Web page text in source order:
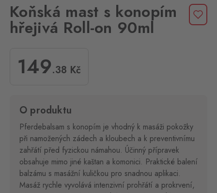
Koňská mast s konopím
hřejivá Roll-on 90ml
149.38 Kč
O produktu
Pferdebalsam s konopím je vhodný k masáži pokožky
při namožených zádech a kloubech a k preventivnímu
zahřátí před fyzickou námahou. Účinný přípravek
obsahuje mimo jiné kaštan a komonici. Praktické balení
balzámu s masážní kuličkou pro snadnou aplikaci.
Masáž rychle vyvolává intenzivní prohřátí a prokrvení,